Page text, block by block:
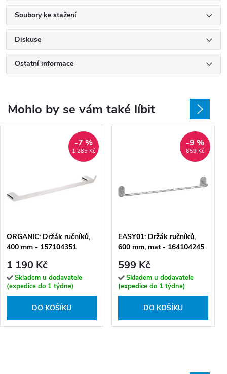
Soubory ke stažení
Diskuse
Ostatní informace
Mohlo by se vám také líbit
1 285 Kč
-7 %
ORGANIC: Držák ručníků,
400 mm - 157104351
1 190 Kč
Skladem u dodavatele
(expedice do 1 týdne)
DO KOŠÍKU
659 Kč
-9 %
EASY01: Držák ručníků,
600 mm, mat - 164104245
599 Kč
Skladem u dodavatele
(expedice do 1 týdne)
DO KOŠÍKU